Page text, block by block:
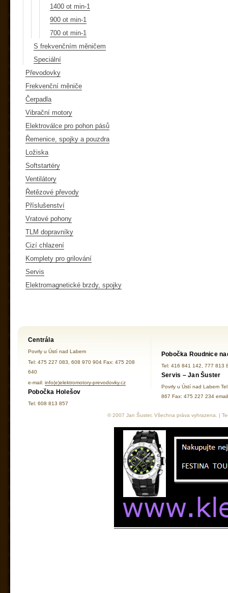
1400 ot min-1
900 ot min-1
700 ot min-1
S frekvenčním měničem
Speciální
Převodovky
Frekvenční měniče
Čerpadla
Vibrační motory
Elektroválce pro pohon pásů
Řemenice, spojky a pouzdra
Ložiska
Softstartéry
Ventilátory
Řetězové převody
Příslušenství
Vratové pohony
TLM dopravníky
Cizí chlazení
Komplety pro grilování
Servis
Elektromagnetické brzdy, spojky
Centrála
Povrly u Ústí nad Labem
Tel: 475 227 083, 608 970 904 Fax: 475 208
640
e-mail: info(e)elektromotory-prevodovky.cz
Pobočka Holešov
Tel: 608 813 857
Pobočka Roudnice
Tel: 416 841 142, 777 813
Servis – Jan Šuster
Povrly u Ústí nad Labem
867 Fax: 475 227 234
© 2007 Jan Šuster, Všechna práva vyhrazena. |